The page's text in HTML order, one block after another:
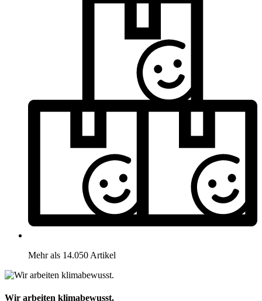
Mehr als 14.050 Artikel
Wir arbeiten klimabewusst.